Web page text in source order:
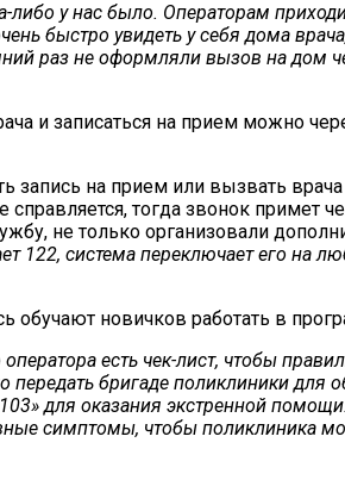
у нас было. Операторам
быстро увидеть у себя дома
раз не оформляли вызов на дом
и записаться на прием можно
запись на прием или вызвать
тогда звонок примет
не только организовали
122, система переключает его на
новичков работать в
есть чек-лист, чтобы
бригаде поликлиники для
для оказания экстренной
симптомы, чтобы поликлиника